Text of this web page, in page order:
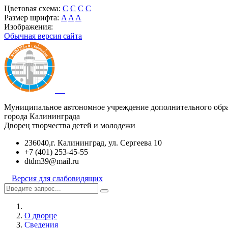
Цветовая схема: C C C C
Размер шрифта: A A A
Изображения:
Обычная версия сайта
Муниципальное автономное учреждение дополнительного
города Калининграда
Дворец творчества детей и молодежи
236040,г. Калининград, ул. Сергеева 10
+7 (401) 253-45-55
dtdm39@mail.ru
Версия для слабовидящих
О дворце
Сведения